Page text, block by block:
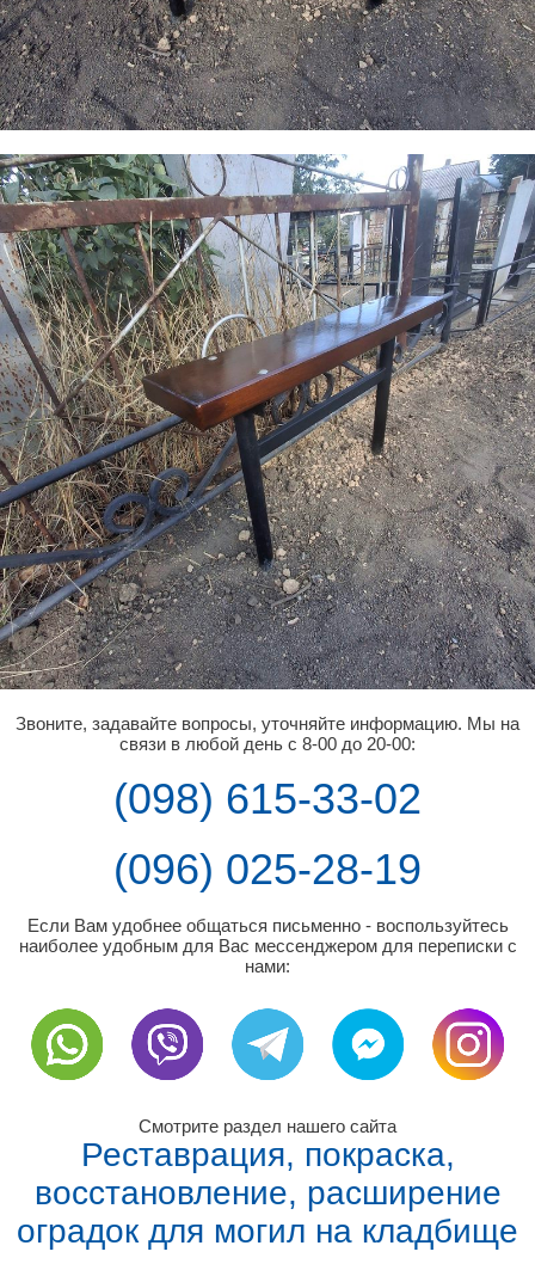
Звоните, задавайте вопросы, уточняйте информацию. Мы на
связи в любой день с 8-00 до 20-00:
(098) 615-33-02
(096) 025-28-19
Если Вам удобнее общаться письменно - воспользуйтесь
наиболее удобным для Вас мессенджером для переписки с
нами:
Смотрите раздел нашего сайта
Реставрация, покраска,
восстановление, расширение
оградок для могил на кладбище